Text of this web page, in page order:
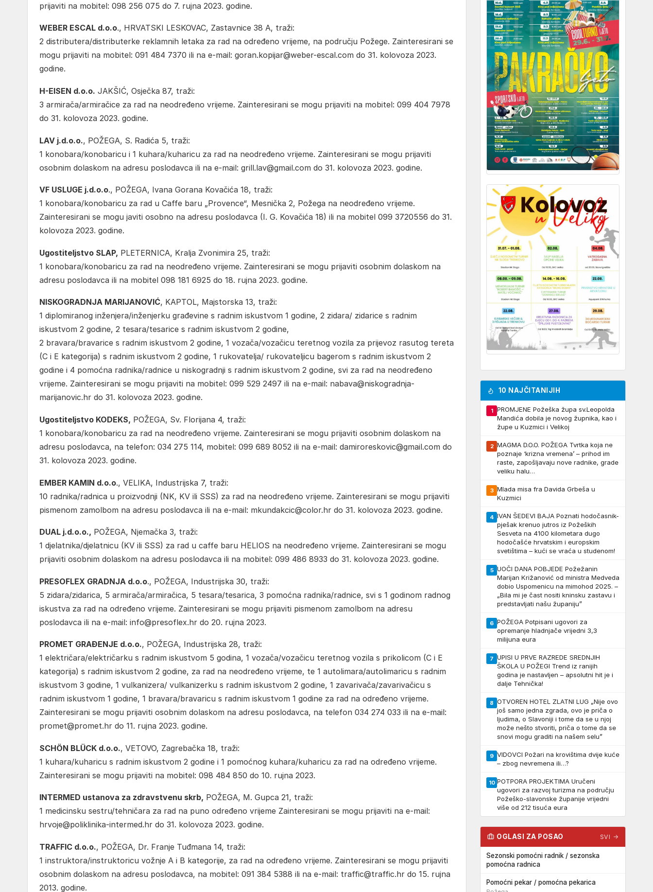
prijaviti na mobitel: 098 256 075 do 7. rujna 2023. godine.
WEBER ESCAL d.o.o., HRVATSKI LESKOVAC, Zastavnice 38 A, traži:
2 distributera/distributerke reklamnih letaka za rad na određeno vrijeme, na području Požege. Zainteresirani se
mogu prijaviti na mobitel: 091 484 7370 ili na e-mail: goran.kopijar@weber-escal.com do 31. kolovoza 2023.
godine.
H-EISEN d.o.o. JAKŠIĆ, Osječka 87, traži:
3 armirača/armiračice za rad na neodređeno vrijeme. Zainteresirani se mogu prijaviti na mobitel: 099 404 7978
do 31. kolovoza 2023. godine.
LAV j.d.o.o., POŽEGA, S. Radića 5, traži:
1 konobara/konobaricu i 1 kuhara/kuharicu za rad na neodređeno vrijeme. Zainteresirani se mogu prijaviti
osobnim dolaskom na adresu poslodavca ili na e-mail: grill.lav@gmail.com do 31. kolovoza 2023. godine.
VF USLUGE j.d.o.o., POŽEGA, Ivana Gorana Kovačića 18, traži:
1 konobara/konobaricu za rad u Caffe baru „Provence“, Mesnička 2, Požega na neodređeno vrijeme.
Zainteresirani se mogu javiti osobno na adresu poslodavca (I. G. Kovačića 18) ili na mobitel 099 3720556 do 31.
kolovoza 2023. godine.
Ugostiteljstvo SLAP, PLETERNICA, Kralja Zvonimira 25, traži:
1 konobara/konobaricu za rad na neodređeno vrijeme. Zainteresirani se mogu prijaviti osobnim dolaskom na
adresu poslodavca ili na mobitel 098 181 6925 do 18. rujna 2023. godine.
NISKOGRADNJA MARIJANOVIĆ, KAPTOL, Majstorska 13, traži:
1 diplomiranog inženjera/inženjerku građevine s radnim iskustvom 1 godine, 2 zidara/ zidarice s radnim
iskustvom 2 godine, 2 tesara/tesarice s radnim iskustvom 2 godine,
2 bravara/bravarice s radnim iskustvom 2 godine, 1 vozača/vozačicu teretnog vozila za prijevoz rasutog tereta
(C i E kategorija) s radnim iskustvom 2 godine, 1 rukovatelja/ rukovateljicu bagerom s radnim iskustvom 2
godine i 4 pomoćna radnika/radnice u niskogradnji s radnim iskustvom 2 godine, svi za rad na neodređeno
vrijeme. Zainteresirani se mogu prijaviti na mobitel: 099 529 2497 ili na e-mail: nabava@niskogradnja-
marijanovic.hr do 31. kolovoza 2023. godine.
Ugostiteljstvo KODEKS, POŽEGA, Sv. Florijana 4, traži:
1 konobara/konobaricu za rad na neodređeno vrijeme. Zainteresirani se mogu prijaviti osobnim dolaskom na
adresu poslodavca, na telefon: 034 275 114, mobitel: 099 689 8052 ili na e-mail: damiroreskovic@gmail.com do
31. kolovoza 2023. godine.
EMBER KAMIN d.o.o., VELIKA, Industrijska 7, traži:
10 radnika/radnica u proizvodnji (NK, KV ili SSS) za rad na neodređeno vrijeme. Zainteresirani se mogu prijaviti
pismenom zamolbom na adresu poslodavca ili na e-mail: mkundakcic@color.hr do 31. kolovoza 2023. godine.
DUAL j.d.o.o., POŽEGA, Njemačka 3, traži:
1 djelatnika/djelatnicu (KV ili SSS) za rad u caffe baru HELIOS na neodređeno vrijeme. Zainteresirani se mogu
prijaviti osobnim dolaskom na adresu poslodavca ili na mobitel: 099 486 8933 do 31. kolovoza 2023. godine.
PRESOFLEX GRADNJA d.o.o., POŽEGA, Industrijska 30, traži:
5 zidara/zidarica, 5 armirača/armiračica, 5 tesara/tesarica, 3 pomoćna radnika/radnice, svi s 1 godinom radnog
iskustva za rad na određeno vrijeme. Zainteresirani se mogu prijaviti pismenom zamolbom na adresu
poslodavca ili na e-mail: info@presoflex.hr do 20. rujna 2023.
PROMET GRAĐENJE d.o.o., POŽEGA, Industrijska 28, traži:
1 električara/električarku s radnim iskustvom 5 godina, 1 vozača/vozačicu teretnog vozila s prikolicom (C i E
kategorija) s radnim iskustvom 2 godine, za rad na neodređeno vrijeme, te 1 autolimara/autolimaricu s radnim
iskustvom 3 godine, 1 vulkanizera/ vulkanizerku s radnim iskustvom 2 godine, 1 zavarivača/zavarivačicu s
radnim iskustvom 1 godine, 1 bravara/bravaricu s radnim iskustvom 1 godine za rad na određeno vrijeme.
Zainteresirani se mogu prijaviti osobnim dolaskom na adresu poslodavca, na telefon 034 274 033 ili na e-mail:
promet@promet.hr do 11. rujna 2023. godine.
SCHÖN BLÜCK d.o.o., VETOVO, Zagrebačka 18, traži:
1 kuhara/kuharicu s radnim iskustvom 2 godine i 1 pomoćnog kuhara/kuharicu za rad na određeno vrijeme.
Zainteresirani se mogu prijaviti na mobitel: 098 484 850 do 10. rujna 2023.
INTERMED ustanova za zdravstvenu skrb, POŽEGA, M. Gupca 21, traži:
1 medicinsku sestru/tehničara za rad na puno određeno vrijeme Zainteresirani se mogu prijaviti na e-mail:
hrvoje@poliklinika-intermed.hr do 31. kolovoza 2023. godine.
TRAFFIC d.o.o., POŽEGA, Dr. Franje Tuđmana 14, traži:
1 instruktora/instruktoricu vožnje A i B kategorije, za rad na određeno vrijeme. Zainteresirani se mogu prijaviti
osobnim dolaskom na adresu poslodavca, na mobitel: 091 384 5388 ili na e-mail: traffic@traffic.hr do 15. rujna
2013. godine.
10 NAJČITANIJIH
1
PROMJENE Požeška župa sv.Leopolda
Mandića dobila je novog župnika, kao i
župe u Kuzmici i Velikoj
2 MAGMA D.O.O. POŽEGA Tvrtka koja ne
poznaje ‘krizna vremena’ – prihod im
raste, zapošljavaju nove radnike, grade
veliku halu…
3 Mlada misa fra Davida Grbeša u
Kuzmici
4 IVAN ŠEDEVI BAJA Poznati hodočasnik-
pješak krenuo jutros iz Požeških
Sesveta na 4100 kilometara dugo
hodočašće hrvatskim i europskim
svetištima – kući se vraća u studenom!
5 UOČI DANA POBJEDE Požežanin
Marijan Križanović od ministra Medveda
dobio Uspomenicu na mimohod 2025. –
„Bila mi je čast nositi kninsku zastavu i
predstavljati našu županiju”
6 POŽEGA Potpisani ugovori za
opremanje hladnjače vrijedni 3,3
milijuna eura
7 UPISI U PRVE RAZREDE SREDNJIH
ŠKOLA U POŽEGI Trend iz ranijih
godina je nastavljen – apsolutni hit je i
dalje Tehnička!
8 OTVOREN HOTEL ZLATNI LUG „Nije ovo
još samo jedna zgrada, ovo je priča o
ljudima, o Slavoniji i tome da se u njoj
može nešto stvoriti, priča o tome da se
snovi mogu graditi na našem selu”
9 VIDOVCI Požari na krovištima dvije kuće
– zbog nevremena ili…?
10 POTPORA PROJEKTIMA Uručeni
ugovori za razvoj turizma na području
Požeško-slavonske županije vrijedni
više od 212 tisuća eura
OGLASI ZA POSAO SVI →
Sezonski pomoćni radnik / sezonska
pomoćna radnica
Pomoćni pekar / pomoćna pekarica